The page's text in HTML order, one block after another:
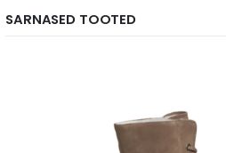
SARNASED TOOTED